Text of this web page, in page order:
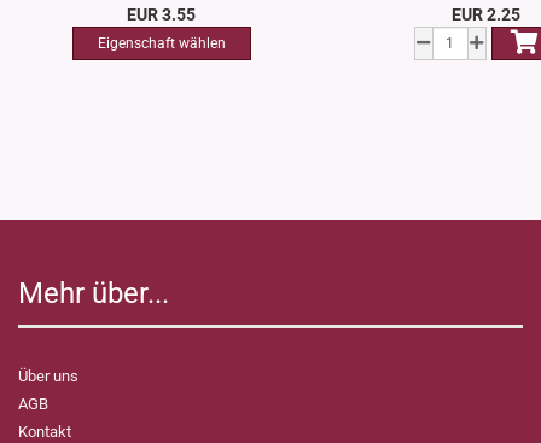
EUR 3.55 EUR 2.25
Mehr über...
Über uns
AGB
Kontakt